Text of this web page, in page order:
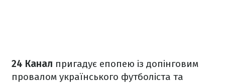
24 Канал пригадує епопею із допінговим
провалом українського футболіста та